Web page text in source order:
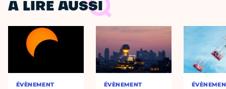
À LIRE AUSSI
ÉVÈNEMENT ÉVÈNEMENT